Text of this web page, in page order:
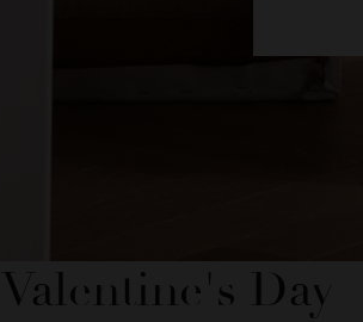
Valentine's Day